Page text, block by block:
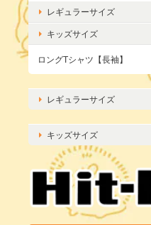
レギュラーサイズ
キッズサイズ
ロングTシャツ【長袖】
レギュラーサイズ
キッズサイズ